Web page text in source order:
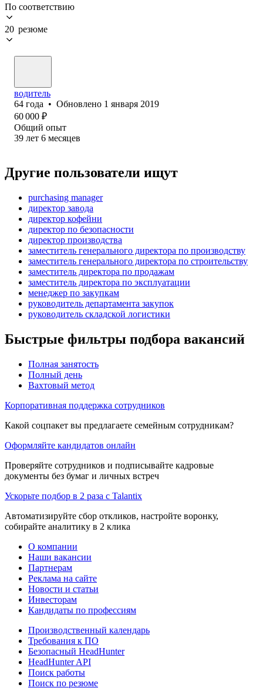
По соответствию
20 резюме
водитель
64 года • Обновлено 1 января 2019
60 000 ₽
Общий опыт
39 лет 6 месяцев
Другие пользователи ищут
purchasing manager
директор завода
директор кофейни
директор по безопасности
директор производства
заместитель генерального директора по производству
заместитель генерального директора по строительству
заместитель директора по продажам
заместитель директора по эксплуатации
менеджер по закупкам
руководитель департамента закупок
руководитель складской логистики
Быстрые фильтры подбора вакансий
Полная занятость
Полный день
Вахтовый метод
Корпоративная поддержка сотрудников
Какой соцпакет вы предлагаете семейным сотрудникам?
Оформляйте кандидатов онлайн
Проверяйте сотрудников и подписывайте кадровые
документы без бумаг и личных встреч
Ускорьте подбор в 2 раза с Talantix
Автоматизируйте сбор откликов, настройте воронку,
собирайте аналитику в 2 клика
О компании
Наши вакансии
Партнерам
Реклама на сайте
Новости и статьи
Инвесторам
Кандидаты по профессиям
Производственный календарь
Требования к ПО
Безопасный HeadHunter
HeadHunter API
Поиск работы
Поиск по резюме